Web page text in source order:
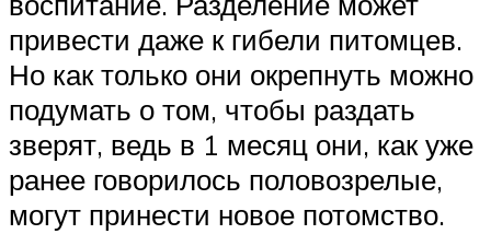
привести даже к гибели питомцев.
Но как только они окрепнуть можно
подумать о том, чтобы раздать
зверят, ведь в 1 месяц они, как уже
ранее говорилось половозрелые,
могут принести новое потомство.